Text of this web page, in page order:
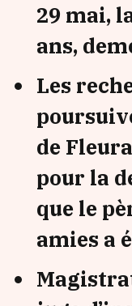
29 mai,
ans,
Les
de
pour la
que le
amies a